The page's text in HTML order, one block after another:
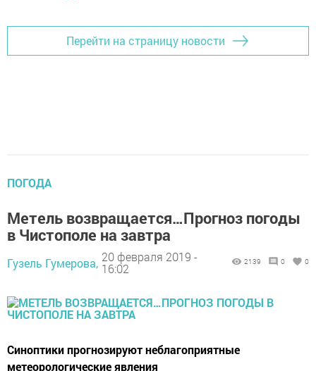
Перейти на страницу новости
ПОГОДА
Метель возвращается…Прогноз погоды
в Чистополе на завтра
Гузель Гумерова, 20 февраля 2019 -
16:02
2139 0 0
Синоптики прогнозируют неблагоприятные
метеорологические явления